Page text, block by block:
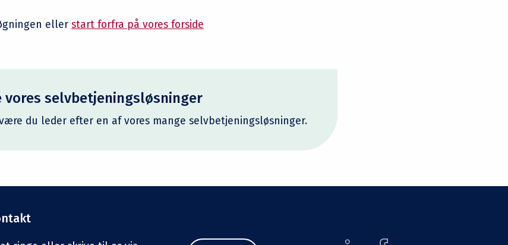
eller start forfra på vores forside
vores selvbetjeningsløsninger
du leder efter en af vores mange selvbetjeningsløsninger.